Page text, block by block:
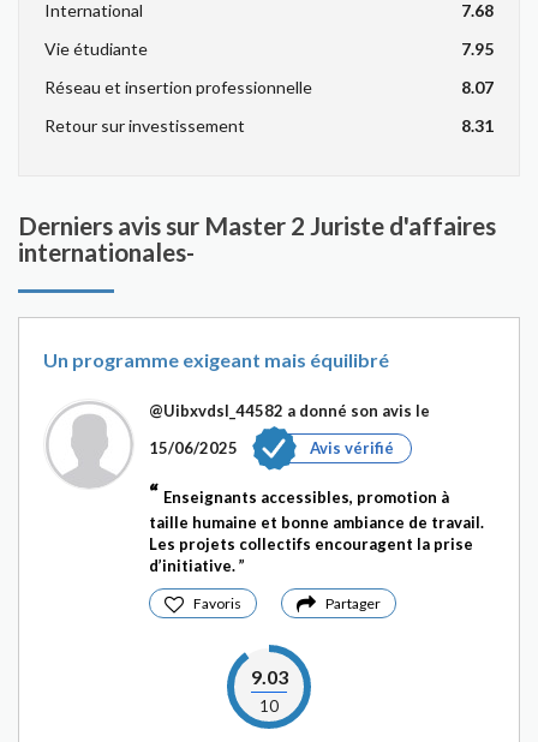
International
7.68
Vie étudiante
7.95
Réseau et insertion professionnelle
8.07
Retour sur investissement
8.31
Derniers avis sur Master 2 Juriste d'affaires
internationales-
Un programme exigeant mais équilibré
@Uibxvdsl_44582 a donné son avis le
15/06/2025
Avis vérifié
Enseignants accessibles, promotion à
taille humaine et bonne ambiance de travail.
Les projets collectifs encouragent la prise
d’initiative.
Favoris Partager
9.03
10